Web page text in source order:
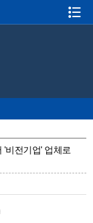
'비전기업' 업체로